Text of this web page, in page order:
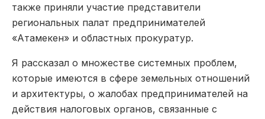
также приняли участие представители
региональных палат предпринимателей
«Атамекен» и областных прокуратур.
Я рассказал о множестве системных проблем,
которые имеются в сфере земельных отношений
и архитектуры, о жалобах предпринимателей на
действия налоговых органов, связанные с